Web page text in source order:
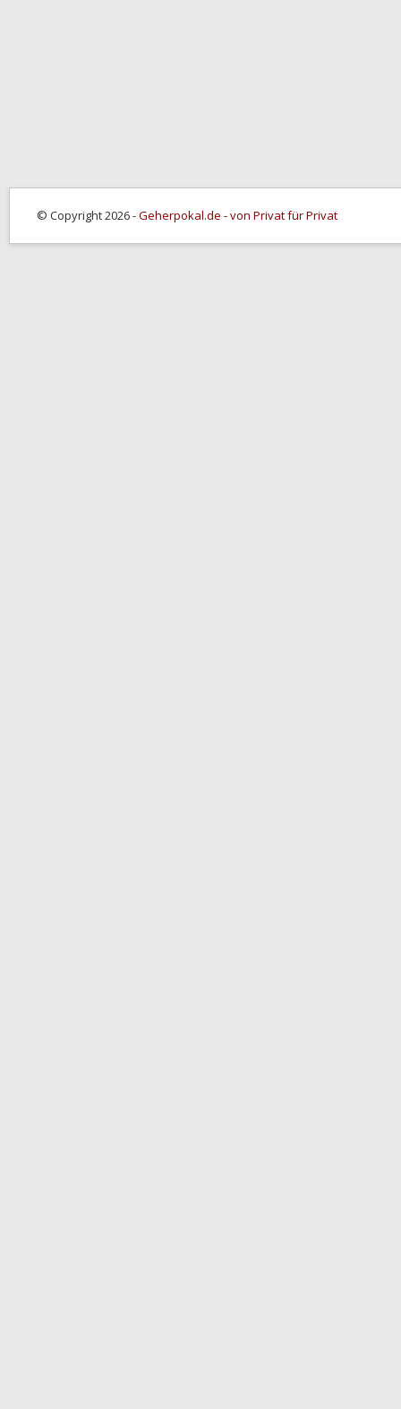
© Copyright 2026 -Geherpokal.de - von Privat für Privat